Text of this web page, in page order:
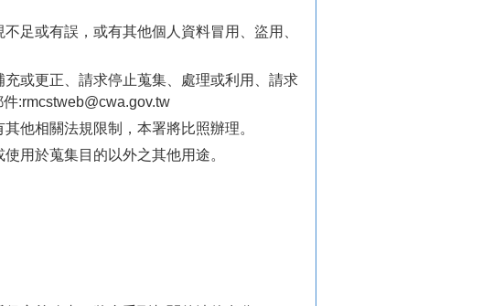
足或有誤，或有其他個人資料冒用、盜用、
或更正、請求停止蒐集、處理或利用、請求
:rmcstweb@cwa.gov.tw
他相關法規限制，本署將比照辦理。
用於蒐集目的以外之其他用途。